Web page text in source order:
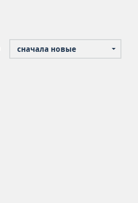
сначала новые